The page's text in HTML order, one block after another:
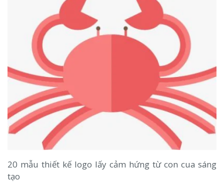
20 mẫu thiết kế logo lấy cảm hứng từ con cua sáng
tạo